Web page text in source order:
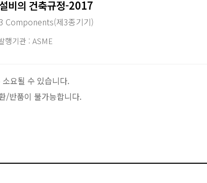
비의 건축규정-2017
Components(제3종기기)
행기관 : ASME
요될 수 있습니다.
/반품이 불가능합니다.